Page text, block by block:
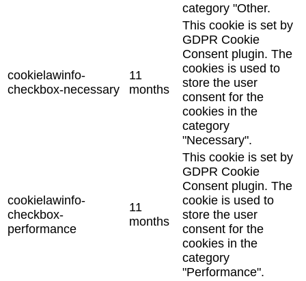
category "Other.
cookielawinfo-
checkbox-necessary
11
months
This cookie is set by
GDPR Cookie
Consent plugin. The
cookies is used to
store the user
consent for the
cookies in the
category
"Necessary".
cookielawinfo-
checkbox-
performance
11
months
This cookie is set by
GDPR Cookie
Consent plugin. The
cookie is used to
store the user
consent for the
cookies in the
category
"Performance".